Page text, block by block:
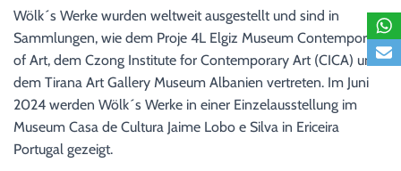
Wölk´s Werke wurden weltweit ausgestellt und sind in
Sammlungen, wie dem Proje 4L Elgiz Museum Contemporary
of Art, dem Czong Institute for Contemporary Art (CICA) und
dem Tirana Art Gallery Museum Albanien vertreten. Im Juni
2024 werden Wölk´s Werke in einer Einzelausstellung im
Museum Casa de Cultura Jaime Lobo e Silva in Ericeira
Portugal gezeigt.